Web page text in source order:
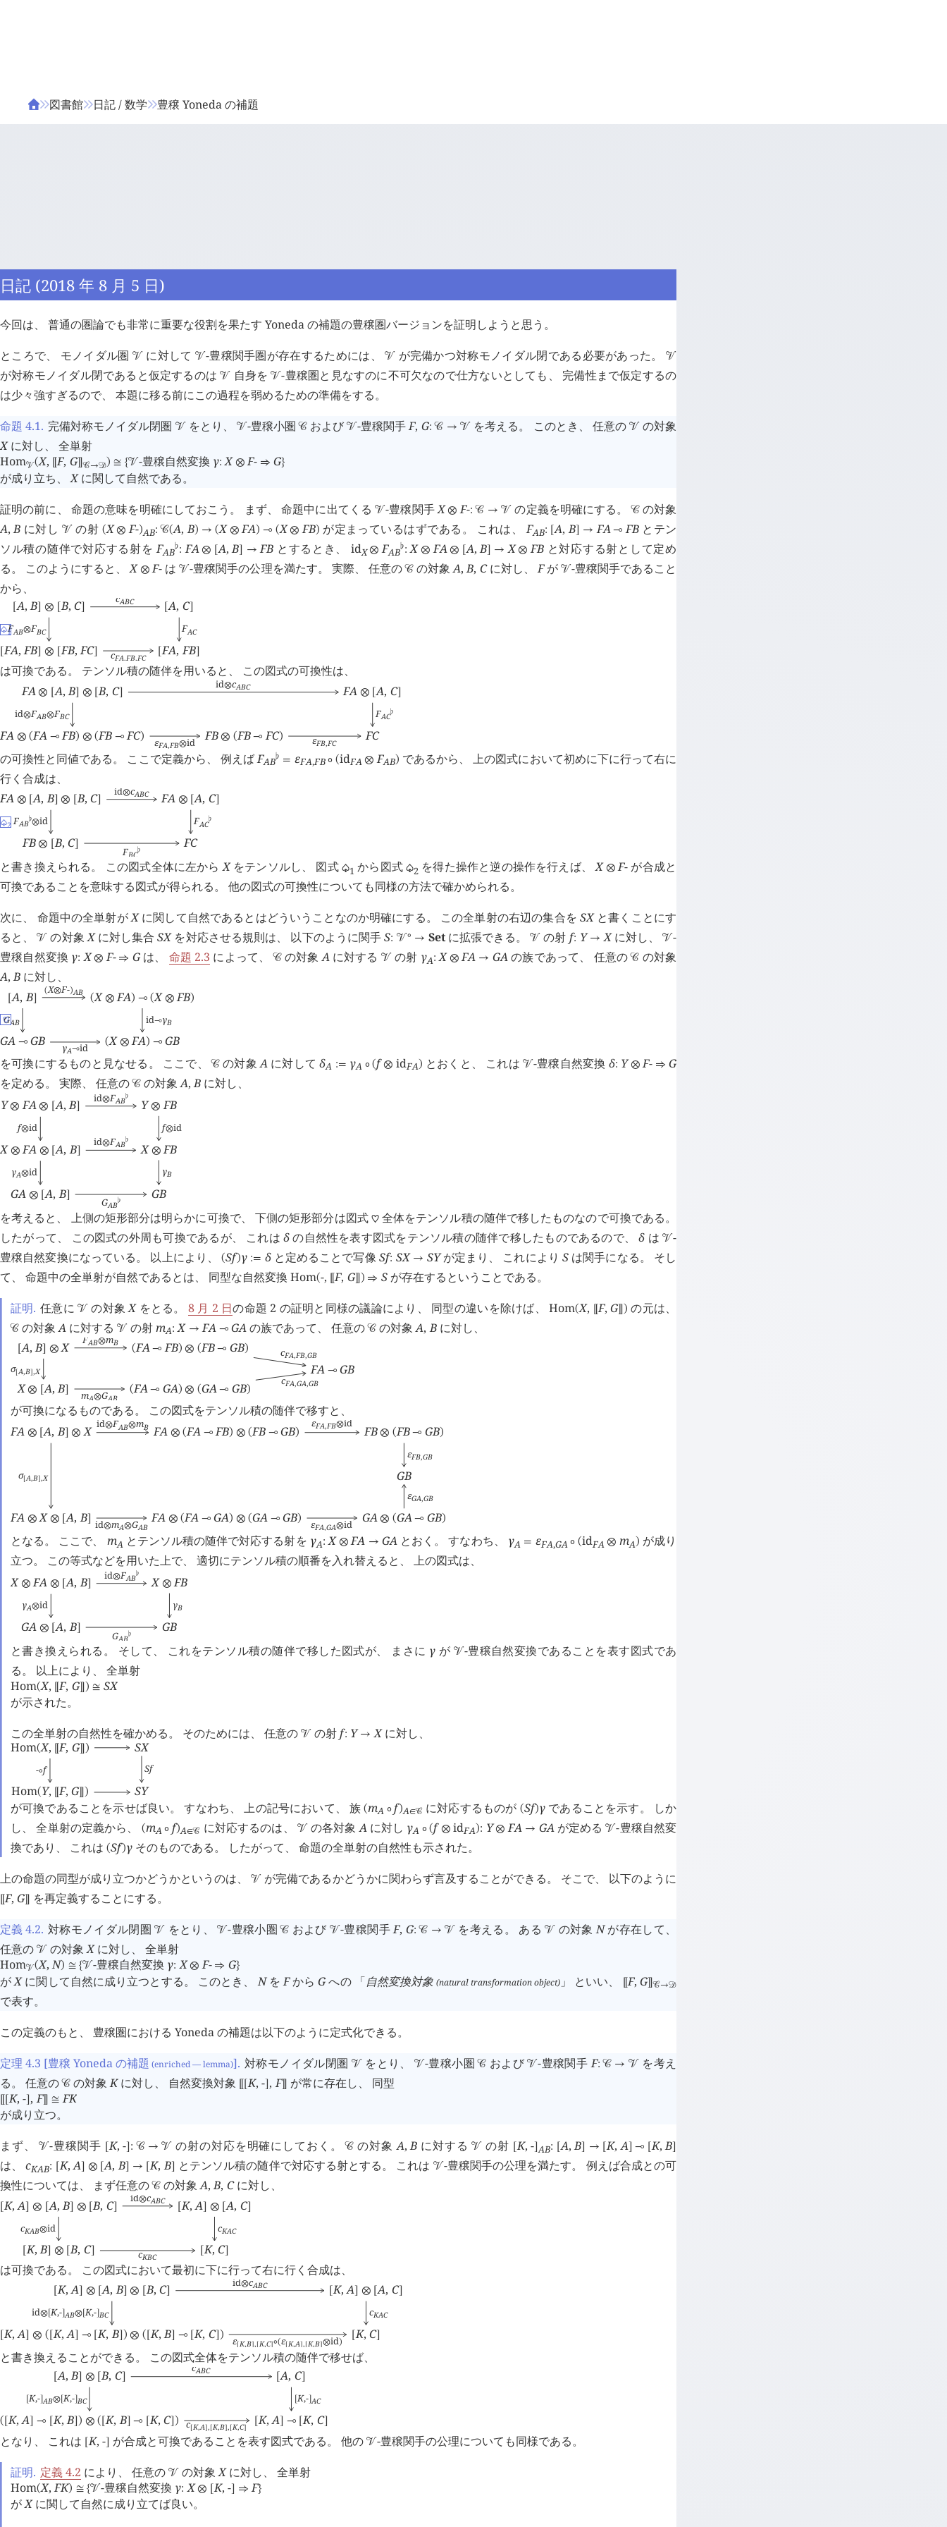
図書館 日記 / 数学 豊穣 Yoneda の補題
日記 (2018 年 8 月 5 日)
今回は、 普通の圏論でも非常に重要な役割を果たす Yoneda の補題の豊穣圏バージョンを証明しようと思う。
ところで、 モノイダル圏󰒭 に対して 󰒭-豊穣関手圏が存在するためには、󰒭 が完備かつ対称モノイダル閉である必要があった。󰒭
が対称モノイダル閉であると仮定するのは󰒭 自身を󰒭-豊穣圏と見なすのに不可欠なので仕方ないとしても、 完備性まで仮定するの
は少々強すぎるので、 本題に移る前にこの過程を弱めるための準備をする。
命題 4.1. 完備対称モノイダル閉圏 󰒭 をとり、 󰒭-豊穣小圏󰒚 および󰒭-豊穣関手F, G: 󰒚 → 󰒭 を考える。 このとき、 任意の 󰒭 の対象
Xに対し、 全単射
Hom󰒭(X, ⟦F, G⟧󰒚→󰒛) ≅ {󰒭-豊穣自然変換 γ: X ⊗ F- ⇒ G}
が成り立ち、Xに関して自然である。
証明の前に、 命題の意味を明確にしておこう。 まず、 命題中に出てくる󰒭-豊穣関手X ⊗ F-: 󰒚 → 󰒭 の定義を明確にする。󰒚の対象
A, B に対し 󰒭 の射 (X ⊗ F-)AB: 󰒚(A, B) → (X ⊗ FA) ⊸ (X ⊗ FB) が定まっているはずである。 これは、FAB: [A, B] → FA ⊸ FBとテン
ソル積の随伴で対応する射をFAB♭: FA ⊗ [A, B → FB とするとき、 idX ⊗ FAB♭: X ⊗ FA ⊗ [A, B → X ⊗ FB と対応する射として定め
る。 このようにすると、X ⊗ F- は󰒭-豊穣関手の公理を満たす。 実際、 任意の󰒚の対象A, B, Cに対し、Fが 󰒭-豊穣関手であること
から、
[A, B ⊗ [B, C] [A, C]
[FA, FB ⊗ [FB, FC] [FA, FB]
FAB⊗FBC
cABC
FAC
cFA,FB,FC
♤1
は可換である。 テンソル積の随伴を用いると、 この図式の可換性は、
FA ⊗ [A, B ⊗ [B, C] FA ⊗ [A, C]
FA ⊗ (FA ⊸ FB) ⊗ (FB ⊸ FC) FB ⊗ (FB ⊸ FC) FC
id⊗cABC
id⊗FAB⊗FBC FAC♭
εFA,FB⊗id εFB,FC
の可換性と同値である。 ここで定義から、 例えばFAB♭ = εFA,FB ∘ (idFA ⊗ FAB) であるから、 上の図式において初めに下に行って右に
行く合成は、
FA ⊗ [A, B] ⊗ [B, C] FA ⊗ [A, C]
FB ⊗ [B, C] FC
id⊗cABC
FAB♭⊗id FAC♭
FBC♭
♤2
と書き換えられる。 この図式全体に左からXをテンソルし、 図式♤1 から図式♤2 を得た操作と逆の操作を行えば、X ⊗ F- が合成と
可換であることを意味する図式が得られる。 他の図式の可換性についても同様の方法で確かめられる。
次に、 命題中の全単射がXに関して自然であるとはどういうことなのか明確にする。 この全単射の右辺の集合を SXと書くことにす
ると、󰒭 の対象Xに対し集合SXを対応させる規則は、 以下のように関手S: 󰒭 ∘ → Setに拡張できる。󰒭 の射 f: Y → Xに対し、󰒭-
豊穣自然変換 γ: X ⊗ F- ⇒ Gは、 命題 2.3 によって、󰒚の対象Aに対する 󰒭 の射 γA: X ⊗ FA → GAの族であって、 任意の󰒚 の対象
A, B に対し、
[A, B] (X ⊗ FA) ⊸ (X ⊗ FB)
GA ⊸ GB (X ⊗ FA) ⊸ GB
(X⊗F-)AB
GAB id⊸γB
γA⊸id
♡
を可換にするものと見なせる。 ここで、󰒚の対象Aに対してδA := γA ∘ (f ⊗ idFA) とおくと、 これは󰒭-豊穣自然変換 δ: Y ⊗ F- ⇒ G
を定める。 実際、 任意の󰒚 の対象A, B に対し、
Y ⊗ FA ⊗ [A, B Y ⊗ FB
X ⊗ FA ⊗ [A, B] X ⊗ FB
GA ⊗ [A, B] GB
id⊗FAB♭
f⊗id f⊗id
id⊗FAB♭
γA⊗id γB
GAB♭
を考えると、 上側の矩形部分は明らかに可換で、 下側の矩形部分は図式 ♡全体をテンソル積の随伴で移したものなので可換である。
したがって、 この図式の外周も可換であるが、 これはδの自然性を表す図式をテンソル積の随伴で移したものであるので、δ は󰒭-
豊穣自然変換になっている。 以上により、(Sf)γ := δと定めることで写像 Sf: SX → SYが定まり、 これにより S は関手になる。 そし
て、 命題中の全単射が自然であるとは、 同型な自然変換 Hom(-, ⟦F, G⟧ ) ⇒ Sが存在するということである。
証明. 任意に󰒭 の対象Xをとる。 8 月 2 日の命題 2 の証明と同様の議論により、 同型の違いを除けば、Hom(X, ⟦F, G⟧ ) の元は、
󰒚 の対象A に対する 󰒭 の射mA: X → FA ⊸ GAの族であって、 任意の󰒚 の対象A, Bに対し、
[A, B ⊗ X (FA ⊸ FB) ⊗ (FB ⊸ GB)
FA ⊸ GB
X ⊗ [A, B (FA ⊸ GA) ⊗ (GA ⊸ GB)
FAB⊗mB
σ A,B ,X
cFA,FB,GB
mA⊗GAB
cFA,GA,GB
が可換になるものである。 この図式をテンソル積の随伴で移すと、
FA ⊗ [A, B] ⊗ X FA ⊗ (FA ⊸ FB) ⊗ (FB ⊸ GB) FB ⊗ (FB ⊸ GB)
GB
FA ⊗ X ⊗ [A, B] FA ⊗ (FA ⊸ GA) ⊗ (GA ⊸ GB) GA ⊗ (GA ⊸ GB)
id⊗FAB⊗mB
σ[ A,B] ,X
εFA,FB⊗id
εFB,GB
id⊗mA⊗GAB εFA,GA⊗id
εGA,GB
となる。 ここで、 mA とテンソル積の随伴で対応する射を γA: X ⊗ FA → GA とおく。 すなわち、 γA = εFA,GA ∘ (idFA ⊗ mA) が成り
立つ。 この等式などを用いた上で、 適切にテンソル積の順番を入れ替えると、 上の図式は、
X ⊗ FA ⊗ [A, B] X ⊗ FB
GA ⊗ [A, B] GB
id⊗FAB♭
γA⊗id γB
GAB♭
と書き換えられる。 そして、 これをテンソル積の随伴で移した図式が、 まさに γ が 󰒭-豊穣自然変換であることを表す図式であ
る。 以上により、 全単射
Hom(X, ⟦F, G⟧ ) ≅ SX
が示された。
この全単射の自然性を確かめる。 そのためには、 任意の 󰒭 の射f: Y → Xに対し、
Hom(X, ⟦F, G⟧ ) SX
Hom(Y, ⟦F, G ) SY
-∘f Sf
が可換であることを示せば良い。 すなわち、 上の記号において、 族(mA ∘ f )A∈󰒚 に対応するものが (Sf )γ であることを示す。 しか
し、 全単射の定義から、
(mA ∘ f)A∈󰒚 に対応するのは、 󰒭 の各対象Aに対し γA ∘ (f ⊗ idFA): Y ⊗ FA → GAが定める󰒭-豊穣自然変
換であり、 これは (Sf )γそのものである。 したがって、 命題の全単射の自然性も示された。
上の命題の同型が成り立つかどうかというのは、󰒭 が完備であるかどうかに関わらず言及することができる。 そこで、 以下のように
⟦F, G
を再定義することにする。
定義 4.2. 対称モノイダル閉圏󰒭 をとり、󰒭-豊穣小圏󰒚 および󰒭-豊穣関手F, G: 󰒚 → 󰒭 を考える。 ある󰒭 の対象Nが存在して、
任意の 󰒭 の対象Xに対し、 全単射
Hom󰒭(X, N) ≅ {󰒭-豊穣自然変換 γ: X ⊗ F- ⇒ G}
がXに関して自然に成り立つとする。 このとき、NをFからGへの 「自然変換対象 (natural transformation object)」 といい、 ⟦F, G ⟧󰒚→󰒛
で表す。
この定義のもと、 豊穣圏における Yoneda の補題は以下のように定式化できる。
定理 4.3 [豊穣 Yoneda の補題 (enriched — lemma)]. 対称モノイダル閉圏 󰒭 をとり、󰒭-豊穣小圏󰒚 および󰒭-豊穣関手F: 󰒚 → 󰒭 を考え
る。 任意の󰒚 の対象Kに対し、 自然変換対象 [K, - , F⟧ が常に存在し、 同型
[K, - , F⟧ ≅ FK
が成り立つ。
まず、󰒭-豊穣関手 [K, - : 󰒚 → 󰒭 の射の対応を明確にしておく。󰒚 の対象A, B に対する󰒭 の射 [K, - AB: [A, B → [K, A] ⊸ [K, B
は、cKAB: [K, A ⊗ [A, B] → [K, B] とテンソル積の随伴で対応する射とする。 これは 󰒭-豊穣関手の公理を満たす。 例えば合成との可
換性については、 まず任意の󰒚 の対象A, B, Cに対し、
[K, A ⊗ [A, B] ⊗ [B, C] [K, A ⊗ [A, C]
[K, B ⊗ [B, C] [K, C]
id⊗cABC
cKAB⊗id cKAC
cKBC
は可換である。 この図式において最初に下に行って右に行く合成は、
[K, A] ⊗ [A, B] ⊗ [B, C] [K, A ⊗ [A, C]
[K, A ⊗ ( [K, A] ⊸ [K, B] ) ⊗ ( [K, B ⊸ [K, C] ) [K, C]
id⊗cABC
id⊗ [K,- AB⊗ [K,- BC cKAC
ε K,B , K,C]∘(ε K,A , K,B ]⊗id)
と書き換えることができる。 この図式全体をテンソル積の随伴で移せば、
[A, B] ⊗ [B, C] [A, C]
( [K, A ⊸ [K, B] ) ⊗ ( [K, B] ⊸ [K, C] ) [K, A ⊸ [K, C]
cABC
[K,-] AB⊗[K,-] BC [K,-] AC
c [K,A ], [K,B ], [K,C]
となり、 これは [K, - が合成と可換であることを表す図式である。 他の󰒭-豊穣関手の公理についても同様である。
証明. 定義 4.2 により、 任意の 󰒭 の対象Xに対し、 全単射
Hom(X, FK) ≅ {󰒭-豊穣自然変換 γ: X ⊗ [K, - ⇒ F}
がXに関して自然に成り立てば良い。